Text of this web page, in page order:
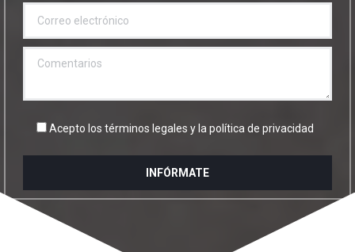
Acepto los términos legales y lapolítica de privacidad